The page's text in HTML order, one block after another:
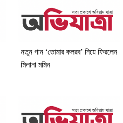
নতুন গান ‘তোমার কলরব’ নিয়ে ফিরলেন
মিলানা মমিন